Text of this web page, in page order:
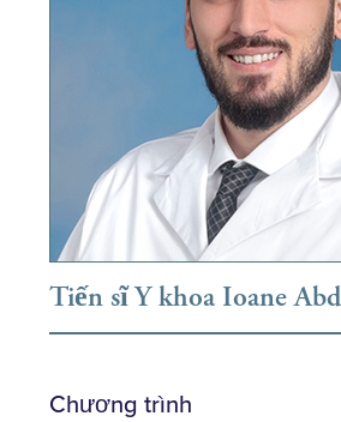
Tiến sĩ Y khoa Ioane
Chương trình